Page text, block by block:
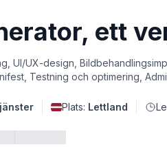
ett
UI/UX-design,
Testning och optimering,
Plats: Lettland